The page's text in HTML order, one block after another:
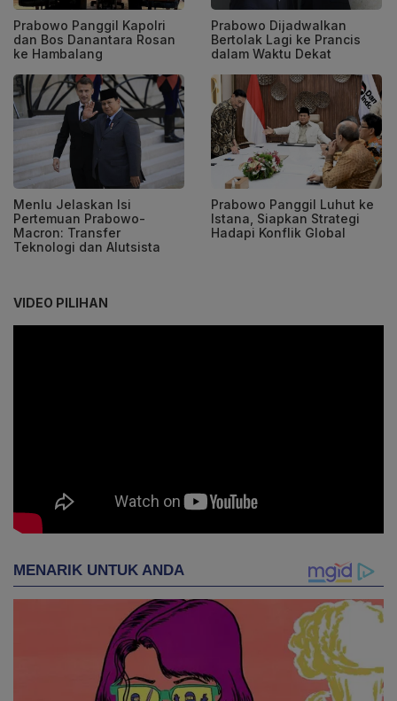
Prabowo Panggil Kapolri
dan Bos Danantara Rosan
ke Hambalang
Prabowo Dijadwalkan
Bertolak Lagi ke Prancis
dalam Waktu Dekat
Menlu Jelaskan Isi
Pertemuan Prabowo-
Macron: Transfer
Teknologi dan Alutsista
Prabowo Panggil Luhut ke
Istana, Siapkan Strategi
Hadapi Konflik Global
VIDEO PILIHAN